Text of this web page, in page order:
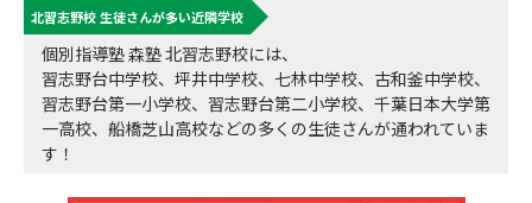
数字でなるほど！森塾
動画でわかる！森塾
森塾のお得なキャンペーン・割引制度
授業料等お問合わせはこちら
校舎一覧
北習志野校 生徒さんが多い近隣学校
個別指導塾 森塾 北習志野校には、
習志野台中学校、坪井中学校、七林中学校、古和釜中学校、
習志野台第一小学校、習志野台第二小学校、千葉日本大学第
一高校、船橋芝山高校などの多くの生徒さんが通われていま
す！